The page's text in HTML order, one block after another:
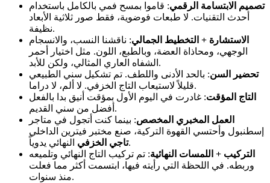
تصميم الابتسامة الرقمي: قاموا بمسح فمي بالكامل باستخدام
أحدث التقنيات. لا طبعات فوضوية، فقط صور ثلاثية الأبعاد
نظيفة.
الاستشارة + التخطيط الجمالي: ناقشنا النسب، والانسجام
الوجهي، ومحاذاة العضة، وبالطبع، اللون. مثل اختيار أحمر
الشفاه العاري المثالي، ولكن للأبد.
تحضير السن: بالحد الأدنى واللطف. تم تشكيل سني الطبيعي
قليلاً لاستيعاب التاج الخزفي. لا ألم، لا دراما.
التاج المؤقت: غادرت في اليوم الأول بمؤقت أنيق بدا بالفعل
أفضل من سني القديم.
العمل المخبري المخصص: بينما كنت أتجول في متاجر
إسطنبول وأحتسي القهوة التركية، صنع مختبر فيترين الداخلي
تاجي الخزفيالنهائي يدوياً.
التركيب + اللمسات النهائية: تم تركيب التاج النهائي وتلميعه
وربطه. في اللحظة التي رأيته فيها، ابتسمت أكثر مما فعلت
منذ سنوات.